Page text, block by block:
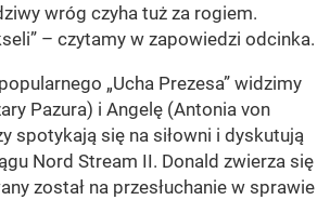
wróg czyha tuż za rogiem.
– czytamy w zapowiedzi odcinka.
„Ucha Prezesa” widzimy
Pazura) i Angelę (Antonia von
spotykają się na siłowni i dyskutują
Nord Stream II. Donald zwierza się
został na przesłuchanie w sprawie